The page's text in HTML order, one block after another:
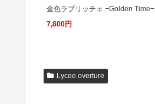
金色ラブリッチェ −Golden Time−
7,800円
Lycee overture